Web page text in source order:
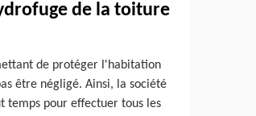
de la toiture
de protéger l'habitation
être négligé. Ainsi, la société
temps pour effectuer tous les